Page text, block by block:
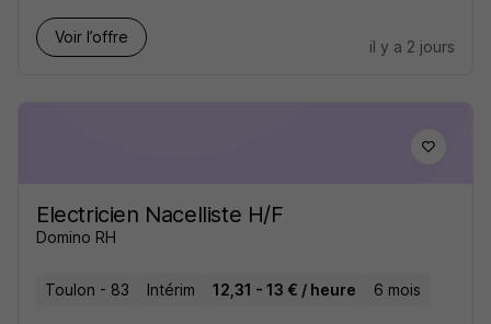
Voir l’offre
il y a 2 jours
Electricien Nacelliste H/F
Domino RH
Toulon - 83 Intérim 12,31 - 13 € / heure 6 mois